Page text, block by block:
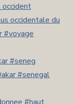
#seneg
#haut